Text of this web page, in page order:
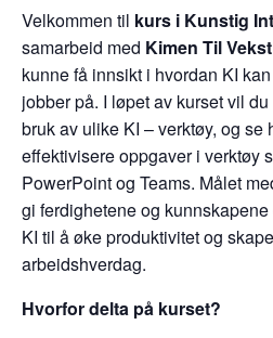
Velkommen til kurs i Kunstig
samarbeid med Kimen Til Vekst
kunne få innsikt i hvordan KI
jobber på. I løpet av kurset vil
bruk av ulike KI – verktøy, og se
effektivisere oppgaver i verktøy
PowerPoint og Teams. Målet
gi ferdighetene og
KI til å øke produktivitet og
arbeidshverdag.
Hvorfor delta på kurset?